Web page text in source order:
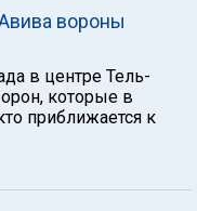
вороны
в центре Тель-
которые в
приближается к